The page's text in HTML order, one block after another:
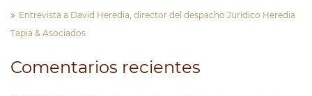
Entrevista a David Heredia, director del despacho Jurídico Heredia
Tapia & Asociados
Comentarios recientes